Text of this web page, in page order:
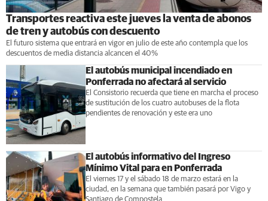
Transportes reactiva este jueves la venta de abonos
de tren y autobús con descuento
El futuro sistema que entrará en vigor en julio de este año contempla que los
descuentos de media distancia alcancen el 40 %
El autobús municipal incendiado en
Ponferrada no afectará al servicio
El Consistorio recuerda que tiene en marcha el proceso
de sustitución de los cuatro autobuses de la flota
pendientes de renovación y este era uno
El autobús informativo del Ingreso
Mínimo Vital para en Ponferrada
El viernes 17 y el sábado 18 de marzo estará en la
ciudad, en la semana que también pasará por Vigo y